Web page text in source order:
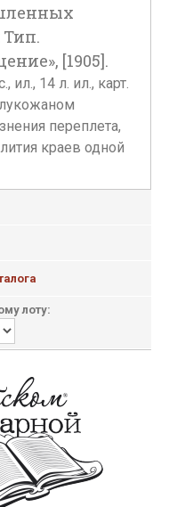
Тип.
[1905].
ил., 14 л. ил., карт.
переплета,
краев одной
лоту: